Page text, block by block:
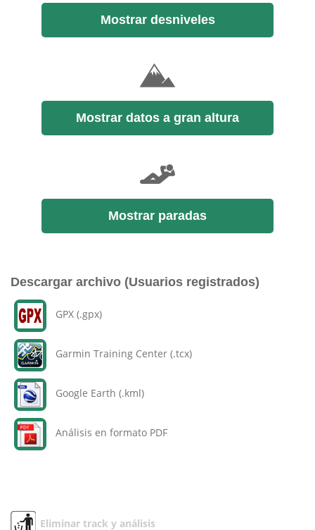
Mostrar desniveles
Mostrar datos a gran altura
Mostrar paradas
Descargar archivo (Usuarios registrados)
GPX (.gpx)
Garmin Training Center (.tcx)
Google Earth (.kml)
Análisis en formato PDF
Eliminar track y análisis